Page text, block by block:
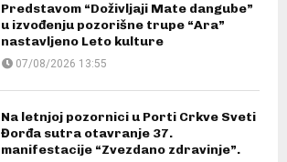
Predstavom “Doživljaji Mate dangube”
u izvođenju pozorišne trupe “Ara”
nastavljeno Leto kulture
07/08/2026 13:55
Na letnjoj pozornici u Porti Crkve Sveti
Đorđa sutra otavranje 37.
manifestacije “Zvezdano zdravinje”.